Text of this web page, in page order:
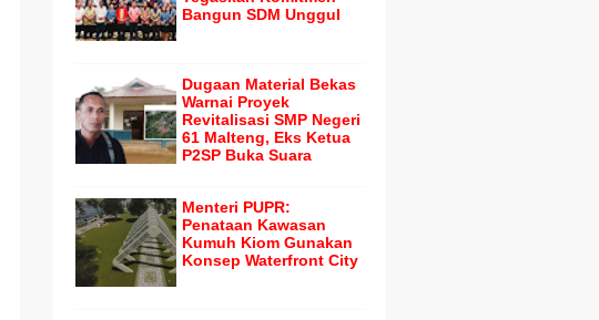
Bangun SDM Unggul
Dugaan Material Bekas
Warnai Proyek
Revitalisasi SMP Negeri
61 Malteng, Eks Ketua
P2SP Buka Suara
Menteri PUPR:
Penataan Kawasan
Kumuh Kiom Gunakan
Konsep Waterfront City